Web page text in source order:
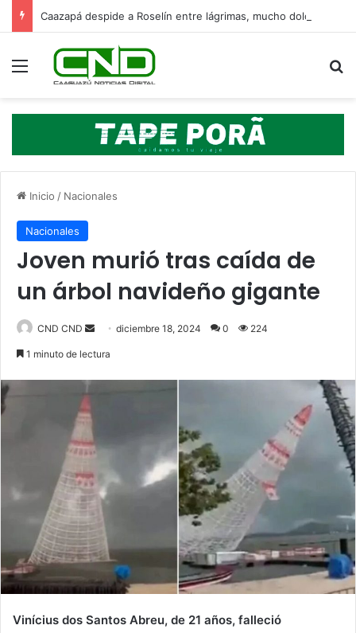
Menú
Inicio / Nacionales
Nacionales
Joven murió tras caída de
un árbol navideño gigante
CND CND
Senddiciembre 18, 2024 0 224
1 minuto de lectura
Vinícius dos Santos Abreu, de 21 años, falleció